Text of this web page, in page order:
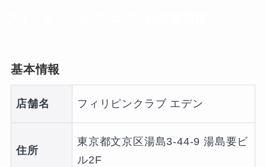
基本情報
店舗名 フィリピンクラブ エデン
住所
東京都文京区湯島3-44-9 湯島要ビ
ル2F